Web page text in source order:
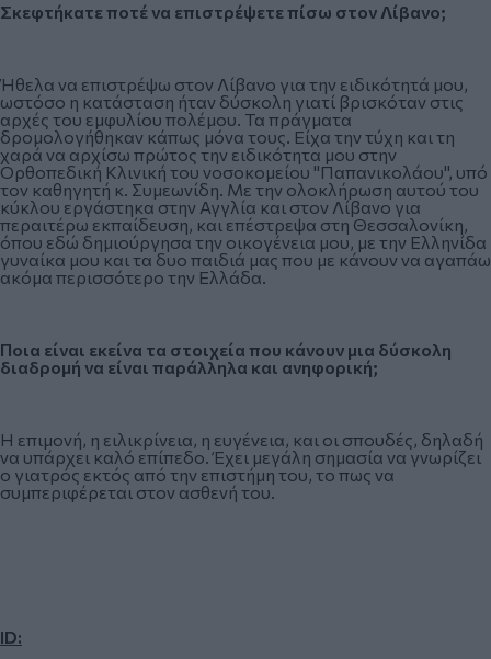
Σκεφτήκατε ποτέ να επιστρέψετε πίσω στον Λίβανο;
Ήθελα να επιστρέψω στον Λίβανο για την ειδικότητά μου,
ωστόσο η κατάσταση ήταν δύσκολη γιατί βρισκόταν στις
αρχές του εμφυλίου πολέμου. Τα πράγματα
δρομολογήθηκαν κάπως μόνα τους. Είχα την τύχη και τη
χαρά να αρχίσω πρώτος την ειδικότητα μου στην
Ορθοπεδική Κλινική του νοσοκομείου "Παπανικολάου", υπό
τον καθηγητή κ. Συμεωνίδη. Με την ολοκλήρωση αυτού του
κύκλου εργάστηκα στην Αγγλία και στον Λίβανο για
περαιτέρω εκπαίδευση, και επέστρεψα στη Θεσσαλονίκη,
όπου εδώ δημιούργησα την οικογένεια μου, με την Ελληνίδα
γυναίκα μου και τα δυο παιδιά μας που με κάνουν να αγαπάω
ακόμα περισσότερο την Ελλάδα.
Ποια είναι εκείνα τα στοιχεία που κάνουν μια δύσκολη
διαδρομή να είναι παράλληλα και ανηφορική;
Η επιμονή, η ειλικρίνεια, η ευγένεια, και οι σπουδές, δηλαδή
να υπάρχει καλό επίπεδο. Έχει μεγάλη σημασία να γνωρίζει
ο γιατρός εκτός από την επιστήμη του, το πως να
συμπεριφέρεται στον ασθενή του.
ID: